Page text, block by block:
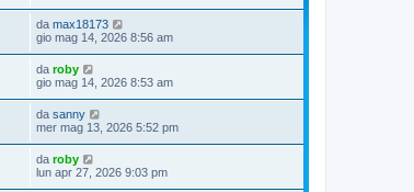
da max18173
gio mag 14, 2026 8:56 am
da roby
gio mag 14, 2026 8:53 am
da sanny
mer mag 13, 2026 5:52 pm
da roby
lun apr 27, 2026 9:03 pm